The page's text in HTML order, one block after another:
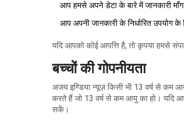
आप हमसे अपने डेटा के बारे में जानकारी
आप अपनी जानकारी के निर्धारित उपयोग
यदि आपको कोई आपत्ति है, तो कृपया हमसे
बच्चों की गोपनीयता
अजय इण्डिया न्यूज़ किसी भी 13 वर्ष से कम
करते हैं जो 13 वर्ष से कम आयु का हो। यदि
सकें।